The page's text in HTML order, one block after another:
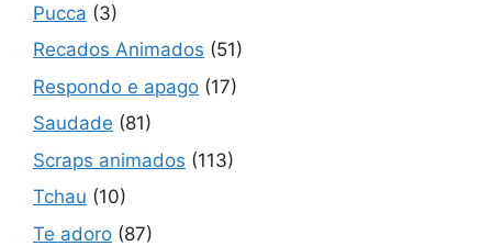
Pucca (3)
Recados Animados (51)
Respondo e apago (17)
Saudade (81)
Scraps animados (113)
Tchau (10)
Te adoro (87)